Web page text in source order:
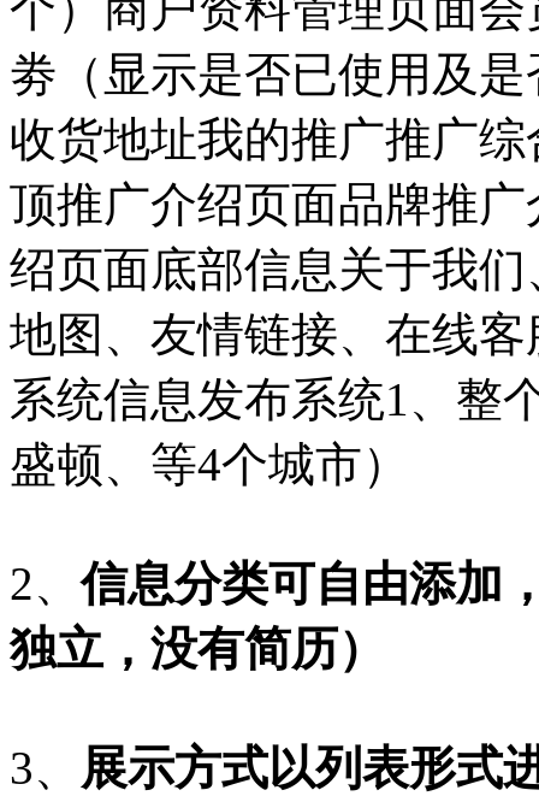
劵（显示是否已使用及
收货地址我的推广推广
顶推广介绍页面品牌推
绍页面底部信息关于我
地图、友情链接、在线
系统信息发布系统1、整
盛顿、等4个城市）
2、信息分类可自由添加
独立，没有简历）
3、 展示方式以列表形式